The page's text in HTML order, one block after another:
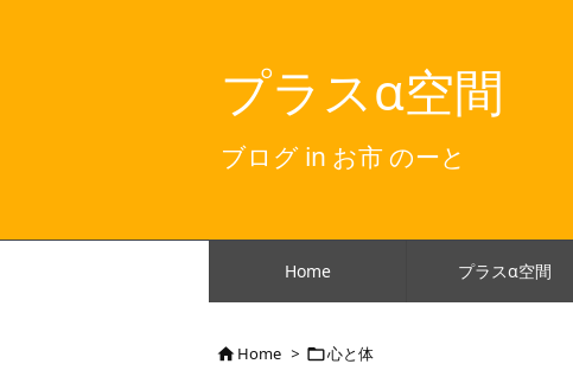
プラスα空間
ブログ in お市 のーと
Home プラスα空間
Home > 心と体